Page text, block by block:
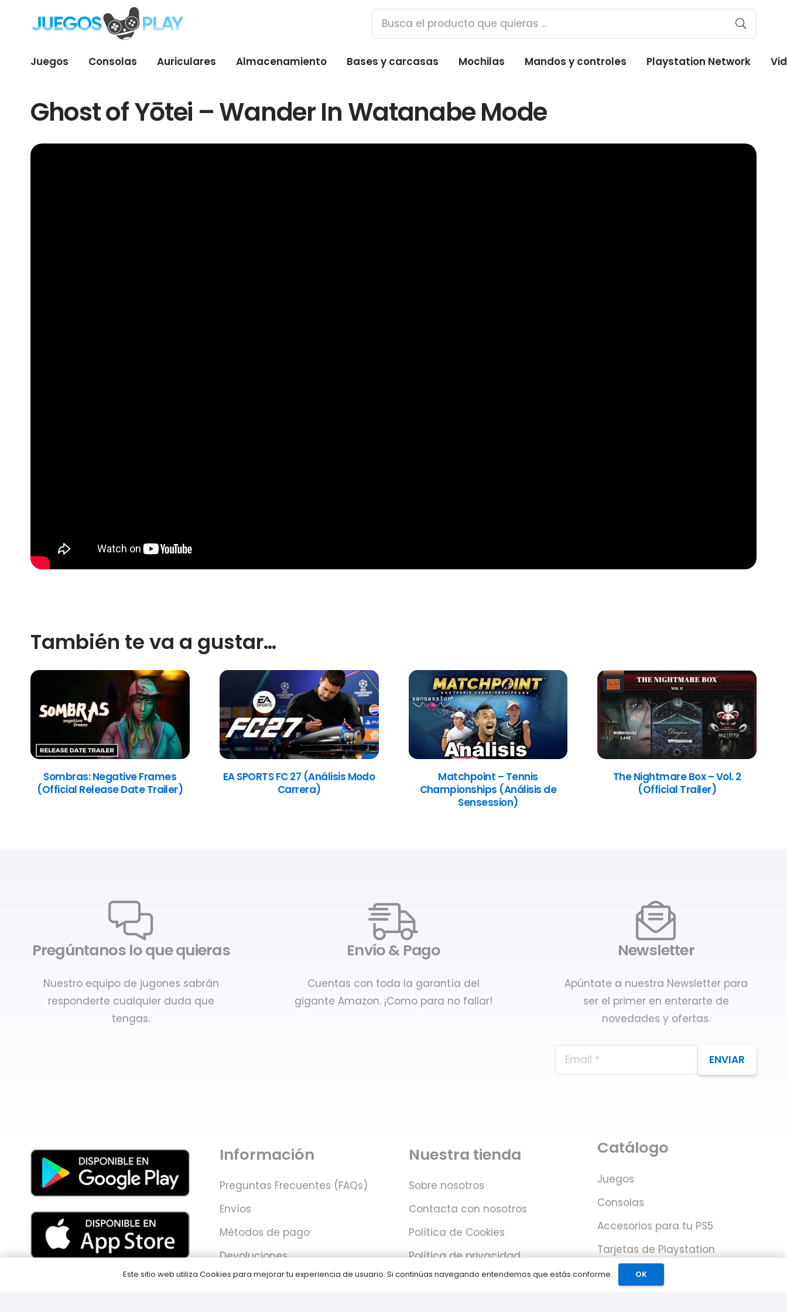
Juegos Consolas Auriculares Almacenamiento Bases y carcasas Mochilas Mandos y controles Playstation Network
Ghost of Yōtei – Wander In Watanabe Mode
También te va a gustar…
Sombras: Negative Frames
(Official Release Date Trailer)
EA SPORTS FC 27 (Análisis Modo
Carrera)
Matchpoint – Tennis
Championships (Análisis de
Sensession)
The Nightmare Box – Vol. 2
(Official Trailer)
Pregúntanos lo que quieras
Nuestro equipo de jugones sabrán
responderte cualquier duda que
tengas.
Envío & Pago
Cuentas con toda la garantía del
gigante Amazon. ¡Como para no fallar!
Newsletter
Apúntate a nuestra Newsletter para
ser el primer en enterarte de
novedades y ofertas.
ENVIAR
Información
Preguntas Frecuentes (FAQs)
Envíos
Métodos de pago
Devoluciones
Nuestra tienda
Sobre nosotros
Contacta con nosotros
Política de Cookies
Política de privacidad
Catálogo
Juegos
Consolas
Accesorios para tu PS5
Tarjetas de Playstation
Network
Este sitio web utiliza Cookies para mejorar tu experiencia de usuario. Si continúas navegando entendemos que estás conforme. OK